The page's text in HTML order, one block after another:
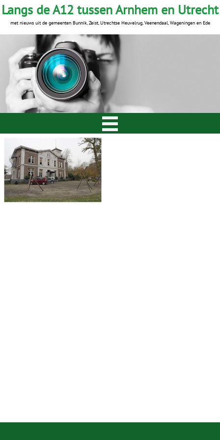
Langs de A12 tussen Arnhem en Utrecht
met nieuws uit de gemeenten Bunnik, Zeist, Utrechtse Heuvelrug, Veenendaal, Wageningen en Ede